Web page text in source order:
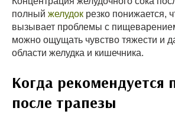
полный желудок резко понижается,
вызывает проблемы с
можно ощущать чувство тяжести и
области желудка и кишечника.
Когда рекомендуется
после трапезы